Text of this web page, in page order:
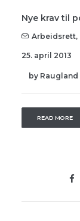
Nye krav til
Arbeidsrett,
25. april 2013
by
READ MORE